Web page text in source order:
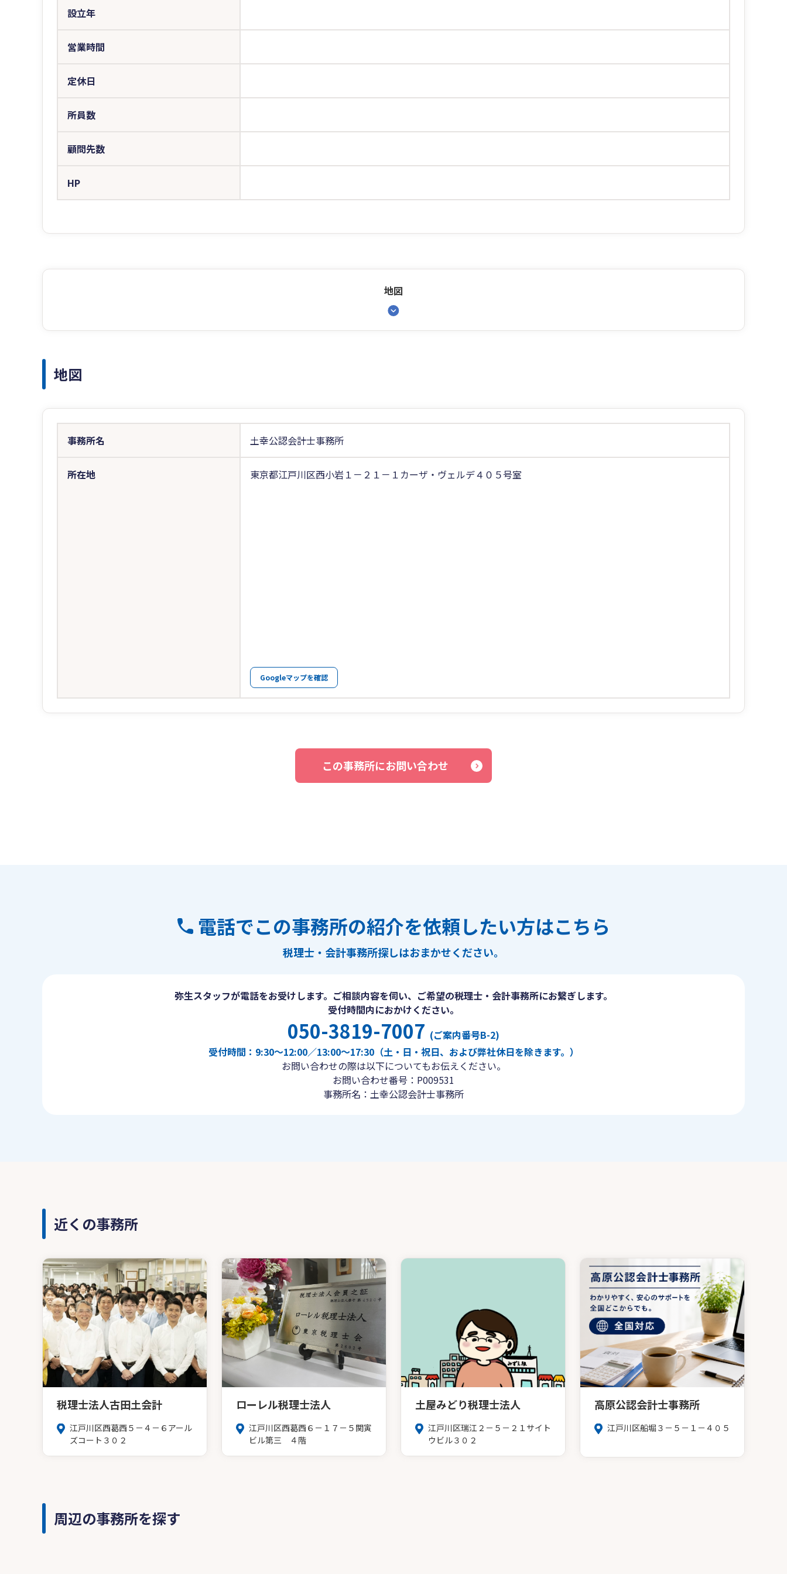
設立年
営業時間
定休日
所員数
顧問先数
HP
地図
地図
事務所名 土幸公認会計士事務所
所在地 東京都江戸川区西小岩１－２１－１カーザ・ヴェルデ４０５号室
Googleマップを確認
この事務所にお問い合わせ
電話でこの事務所の紹介を依頼したい方はこちら
税理士・会計事務所探しはおまかせください。
弥生スタッフが電話をお受けします。ご相談内容を伺い、ご希望の税理士・会計事務所にお繋ぎします。
受付時間内におかけください。
050-3819-7007 (ご案内番号B-2)
受付時間：9:30〜12:00／13:00〜17:30（土・日・祝日、および弊社休日を除きます。）
お問い合わせの際は以下についてもお伝えください。
お問い合わせ番号：P009531
事務所名：土幸公認会計士事務所
近くの事務所
税理士法人古田土会計
江戸川区西葛西５－４－６アール
ズコート３０２
ローレル税理士法人
江戸川区西葛西６－１７－５関寅
ビル第三 ４階
土屋みどり税理士法人
江戸川区瑞江２－５－２１サイト
ウビル３０２
高原公認会計士事務所
江戸川区船堀３－５－１－４０５
周辺の事務所を探す